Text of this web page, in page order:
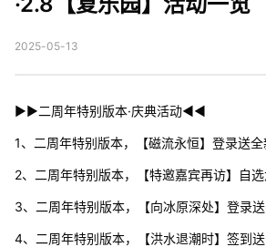
2025-05-13
▶▶二周年特别版本·庆典活动◀◀
1、二周年特别版本，【磁流永恒】登录送
2、二周年特别版本，【特邀嘉宾再访】自
3、二周年特别版本，【向冰原深处】登录
4、二周年特别版本，【洪水退潮时】签到